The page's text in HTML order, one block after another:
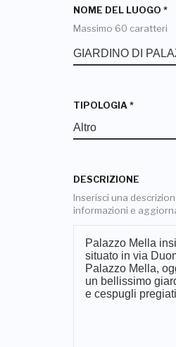
NOME DEL LUOGO *
Massimo 60 caratteri
TIPOLOGIA *
DESCRIZIONE
Inserisci una
informazioni e